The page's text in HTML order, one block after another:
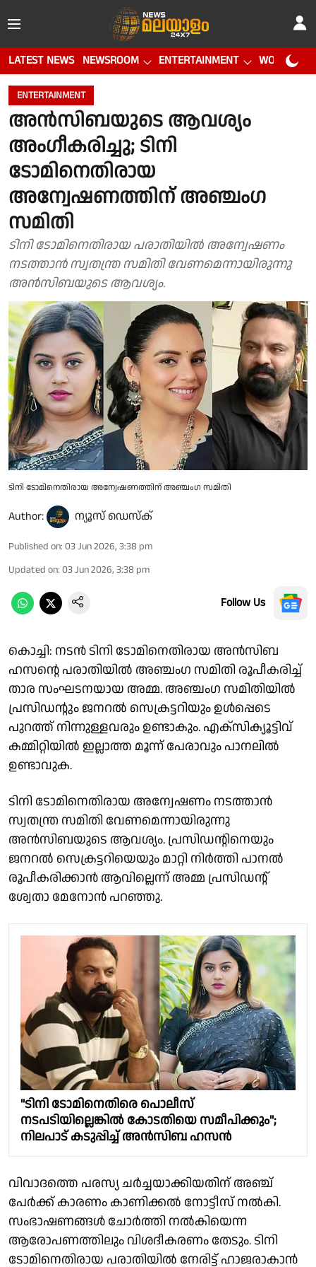
LATEST NEWS NEWSROOM ENTERTAINMENT WORLD CUP
ENTERTAINMENT
അൻസിബയുടെ ആവശ്യം
അംഗീകരിച്ചു; ടിനി
ടോമിനെതിരായ
അന്വേഷണത്തിന് അഞ്ചംഗ
സമിതി
ടിനി ടോമിനെതിരായ പരാതിയിൽ അന്വേഷണം
നടത്താൻ സ്വതന്ത്ര സമിതി വേണമെന്നായിരുന്നു
അൻസിബയുടെ ആവശ്യം.
ടിനി ടോമിനെതിരായ അന്വേഷണത്തിന് അഞ്ചംഗ സമിതി
Author: ന്യൂസ് ഡെസ്ക്
Published on: 03 Jun 2026, 3:38 pm
Updated on: 03 Jun 2026, 3:38 pm
Follow Us
കൊച്ചി: നടൻ ടിനി ടോമിനെതിരായ അൻസിബ
ഹസൻ്റെ പരാതിയിൽ അഞ്ചംഗ സമിതി രൂപീകരിച്ച്
താര സംഘടനയായ അമ്മ. അഞ്ചംഗ സമിതിയിൽ
പ്രസിഡൻ്റും ജനറൽ സെക്രട്ടറിയും ഉൾപ്പെടെ
പുറത്ത് നിന്നുള്ളവരും ഉണ്ടാകും. എക്സിക്യൂട്ടിവ്
കമ്മിറ്റിയിൽ ഇല്ലാത്ത മൂന്ന് പേരാവും പാനലിൽ
ഉണ്ടാവുക.
ടിനി ടോമിനെതിരായ അന്വേഷണം നടത്താൻ
സ്വതന്ത്ര സമിതി വേണമെന്നായിരുന്നു
അൻസിബയുടെ ആവശ്യം. പ്രസിഡൻ്റിനെയും
ജനറൽ സെക്രട്ടറിയെയും മാറ്റി നിർത്തി പാനൽ
രൂപീകരിക്കാൻ ആവില്ലെന്ന് അമ്മ പ്രസിഡൻ്റ്
ശ്വേതാ മേനോൻ പറഞ്ഞു.
"ടിനി ടോമിനെതിരെ പൊലീസ്
നടപടിയില്ലെങ്കിൽ കോടതിയെ സമീപിക്കും";
നിലപാട് കടുപ്പിച്ച് അൻസിബ ഹസൻ
വിവാദത്തെ പരസ്യ ചർച്ചയാക്കിയതിന് അഞ്ച്
പേർക്ക് കാരണം കാണിക്കൽ നോട്ടീസ് നൽകി.
സംഭാഷണങ്ങൾ ചോർത്തി നൽകിയെന്ന
ആരോപണത്തിലും വിശദീകരണം തേടും. ടിനി
ടോമിനെതിരായ പരാതിയിൽ നേരിട്ട് ഹാജരാകാൻ